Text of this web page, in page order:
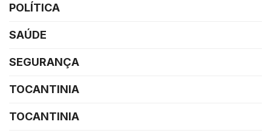
POLÍTICA
SAÚDE
SEGURANÇA
TOCANTINIA
TOCANTINIA